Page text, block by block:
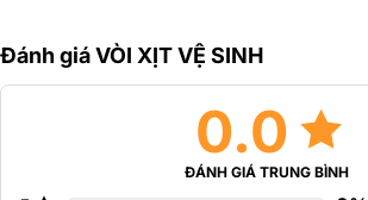
5
Đánh giá VÒI XỊT VỆ SINH
0.0
ĐÁNH GIÁ TRUNG BÌNH